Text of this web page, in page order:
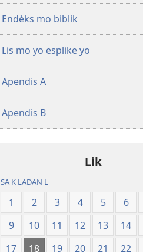
Endèks mo biblik
Lis mo yo esplike yo
Apendis A
Apendis B
Lik
SA K LADAN L
1 2 3 4 5 6
9
10 11 12 13 14
17
18 19 20 21 22